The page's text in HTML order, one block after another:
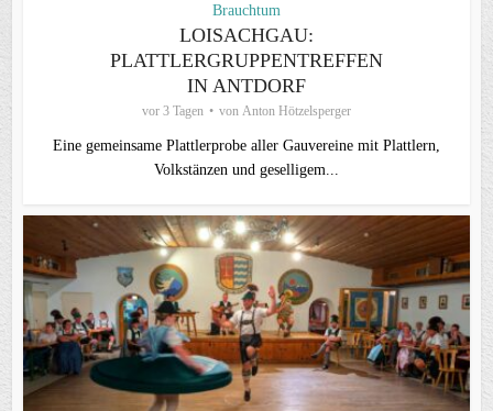
Brauchtum
LOISACHGAU:
PLATTLERGRUPPENTREFFEN
IN ANTDORF
vor 3 Tagen von Anton Hötzelsperger
Eine gemeinsame Plattlerprobe aller Gauvereine mit Plattlern,
Volkstänzen und geselligem...